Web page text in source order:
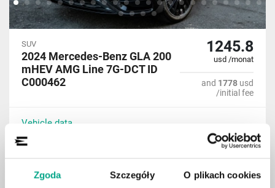
Zgoda Szczegóły O plikach cookies
SUV
2024 Mercedes-Benz GLA 200
mHEV AMG Line 7G-DCT ID
C000462
1245.8
usd /monat
and 1778 usd
/initial fee
Vehicle data
Zeigen